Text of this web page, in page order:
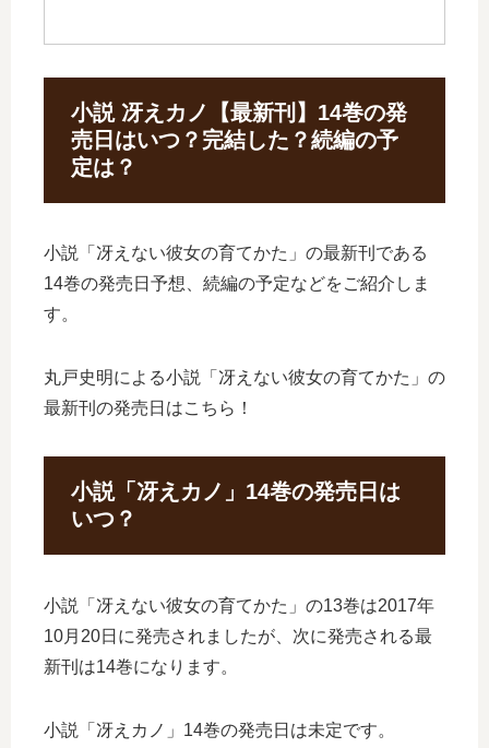
小説 冴えカノ【最新刊】14巻の発
売日はいつ？完結した？続編の予
定は？
小説「冴えない彼女の育てかた」の最新刊である
14巻の発売日予想、続編の予定などをご紹介しま
す。
丸戸史明による小説「冴えない彼女の育てかた」の
最新刊の発売日はこちら！
小説「冴えカノ」14巻の発売日は
いつ？
小説「冴えない彼女の育てかた」の13巻は2017年
10月20日に発売されましたが、次に発売される最
新刊は14巻になります。
小説「冴えカノ」14巻の発売日は未定です。